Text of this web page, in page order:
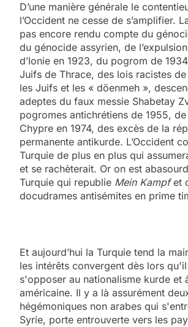
D’une manière générale le
l’Occident ne cesse de s’amplifier.
pas encore rendu compte du
du génocide assyrien, de
d’Ionie en 1923, du pogrom de
Juifs de Thrace, des lois racistes
les Juifs et les « döenmeh »,
adeptes du faux messie Shabetay
pogromes antichrétiens de 1955, de
Chypre en 1974, des excès de la
permanente antikurde. L’Occident
Turquie de plus en plus qui
et se rachèterait. Or on est
Turquie qui republie Mein Kampfet
docudrames antisémites en prime
Et aujourd’hui la Turquie tend la
les intérêts convergent dès lors
s'opposer au nationalisme kurde et
américaine. Il y a là assurément
hégémoniques non arabes qui
Syrie, porte entrouverte vers les